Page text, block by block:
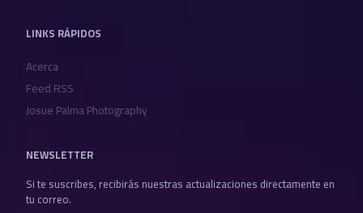
LINKS RÁPIDOS
Acerca
Feed RSS
Josue Palma Photography
NEWSLETTER
Si te suscribes, recibirás nuestras actualizaciones directamente en
tu correo.